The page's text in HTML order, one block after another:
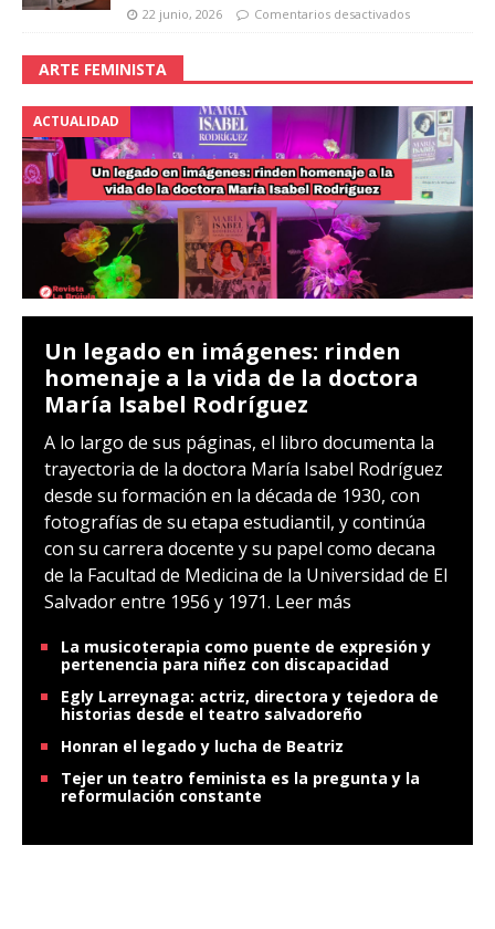
22 junio, 2026 Comentarios desactivados
ARTE FEMINISTA
ACTUALIDAD
Un legado en imágenes: rinden
homenaje a la vida de la doctora
María Isabel Rodríguez
A lo largo de sus páginas, el libro documenta la
trayectoria de la doctora María Isabel Rodríguez
desde su formación en la década de 1930, con
fotografías de su etapa estudiantil, y continúa
con su carrera docente y su papel como decana
de la Facultad de Medicina de la Universidad de El
Salvador entre 1956 y 1971. Leer más
La musicoterapia como puente de expresión y
pertenencia para niñez con discapacidad
Egly Larreynaga: actriz, directora y tejedora de
historias desde el teatro salvadoreño
Honran el legado y lucha de Beatriz
Tejer un teatro feminista es la pregunta y la
reformulación constante